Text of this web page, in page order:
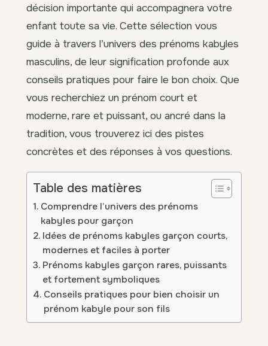
décision importante qui accompagnera votre
enfant toute sa vie. Cette sélection vous
guide à travers l’univers des prénoms kabyles
masculins, de leur signification profonde aux
conseils pratiques pour faire le bon choix. Que
vous recherchiez un prénom court et
moderne, rare et puissant, ou ancré dans la
tradition, vous trouverez ici des pistes
concrètes et des réponses à vos questions.
Table des matières
Comprendre l’univers des prénoms
kabyles pour garçon
Idées de prénoms kabyles garçon courts,
modernes et faciles à porter
Prénoms kabyles garçon rares, puissants
et fortement symboliques
Conseils pratiques pour bien choisir un
prénom kabyle pour son fils